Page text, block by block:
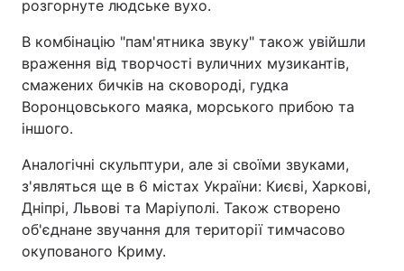
розгорнуте людське вухо.
В комбінацію "пам'ятника звуку" також увійшли
враження від творчості вуличних музикантів,
смажених бичків на сковороді, гудка
Воронцовського маяка, морського прибою та
іншого.
Аналогічні скульптури, але зі своїми звуками,
з'являться ще в 6 містах України: Києві, Харкові,
Дніпрі, Львові та Маріуполі. Також створено
об'єднане звучання для території тимчасово
окупованого Криму.